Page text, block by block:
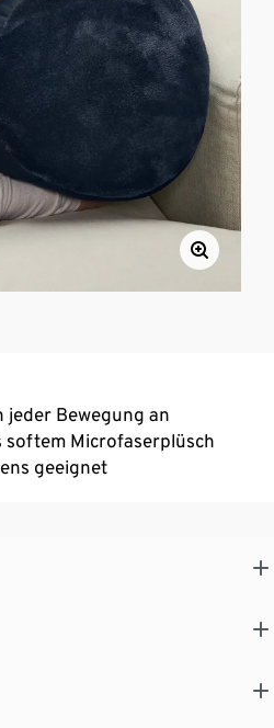
jeder Bewegung an
softem Microfaserplüsch
geeignet